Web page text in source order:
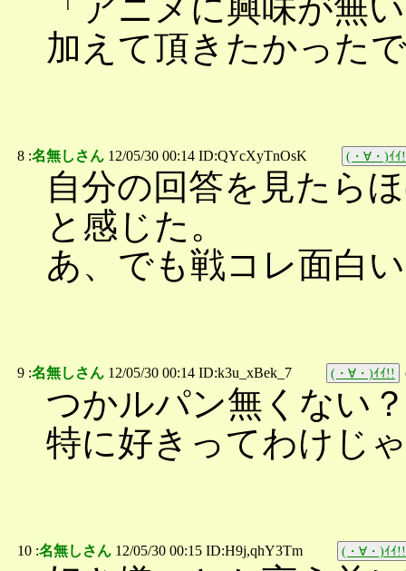
「アニメに興味が無
加えて頂きたかった
8 :名無しさん 12/05/30 00:14 ID:QYcXyTnOsK (・∀・)ｲｲ
自分の回答を見たら
と感じた。
あ、でも戦コレ面白
9 :名無しさん 12/05/30 00:14 ID:k3u_xBek_7 (・∀・)ｲｲ!!
つかルパン無くない？
特に好きってわけじ
10 :名無しさん 12/05/30 00:15 ID:H9j,qhY3Tm (・∀・)ｲｲ!!